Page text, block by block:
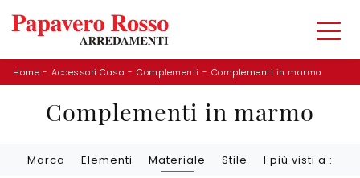
Home - Accessori Casa - Complementi - Complementi in marmo
Complementi in marmo
Marca Elementi Materiale Stile I più visti a :